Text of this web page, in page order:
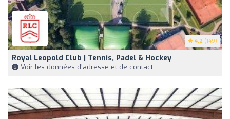
4.2 (149)
Royal Leopold Club | Tennis, Padel & Hockey
Voir les données d'adresse et de contact